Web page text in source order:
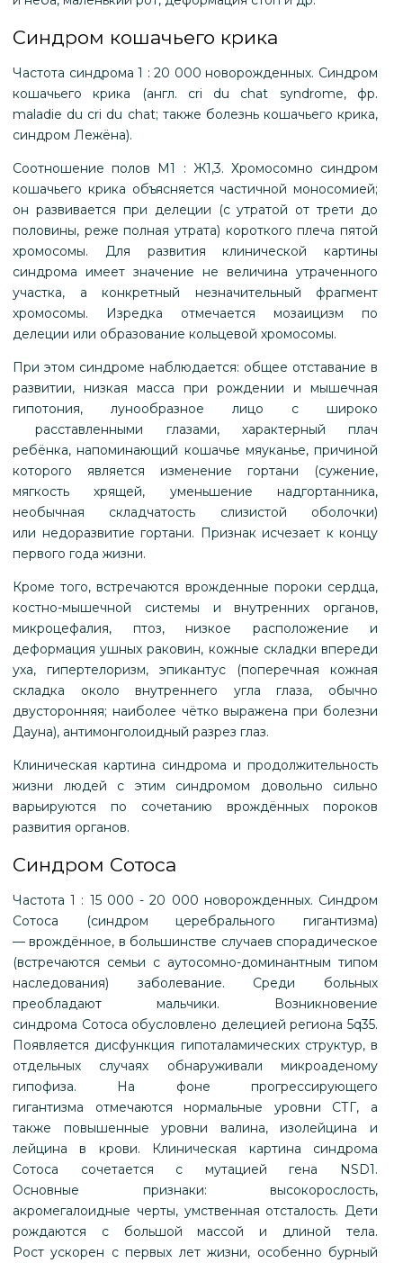
Синдром кошачьего крика
Частота синдрома 1 : 20 000 новорожденных. Синдром
кошачьего крика (англ. cri du chat syndrome, фр.
maladie du cri du chat; также болезнь кошачьего крика,
синдром Лежёна).
Соотношение полов М1 : Ж1,3. Хромосомно синдром
кошачьего крика объясняется частичной моносомией;
он развивается при делеции (с утратой от трети до
половины, реже полная утрата) короткого плеча пятой
хромосомы. Для развития клинической картины
синдрома имеет значение не величина утраченного
участка, а конкретный незначительный фрагмент
хромосомы. Изредка отмечается мозаицизм по
делеции или образование кольцевой хромосомы.
При этом синдроме наблюдается: общее отставание в
развитии, низкая масса при рождении и мышечная
гипотония, лунообразное лицо с широко
расставленными глазами, характерный плач
ребёнка, напоминающий кошачье мяуканье, причиной
которого является изменение гортани (сужение,
мягкость хрящей, уменьшение надгортанника,
необычная складчатость слизистой оболочки)
или недоразвитие гортани. Признак исчезает к концу
первого года жизни.
Кроме того, встречаются врожденные пороки сердца,
костно-мышечной системы и внутренних органов,
микроцефалия, птоз, низкое расположение и
деформация ушных раковин, кожные складки впереди
уха, гипертелоризм, эпикантус (поперечная кожная
складка около внутреннего угла глаза, обычно
двусторонняя; наиболее чётко выражена при болезни
Дауна), антимонголоидный разрез глаз.
Клиническая картина синдрома и продолжительность
жизни людей с этим синдромом довольно сильно
варьируются по сочетанию врождённых пороков
развития органов.
Синдром Сотоса
Частота 1 : 15 000 - 20 000 новорожденных. Синдром
Сотоса (синдром церебрального гигантизма)
— врождённое, в большинстве случаев спорадическое
(встречаются семьи с аутосомно-доминантным типом
наследования) заболевание. Среди больных
преобладают мальчики. Возникновение
синдрома Сотоса обусловлено делецией региона 5q35.
Появляется дисфункция гипоталамических структур, в
отдельных случаях обнаруживали микроаденому
гипофиза. На фоне прогрессирующего
гигантизма отмечаются нормальные уровни СТГ, а
также повышенные уровни валина, изолейцина и
лейцина в крови. Клиническая картина синдрома
Сотоса сочетается с мутацией гена NSD1.
Основные признаки: высокорослость,
акромегалоидные черты, умственная отсталость. Дети
рождаются с большой массой и длиной тела.
Рост ускорен с первых лет жизни, особенно бурный